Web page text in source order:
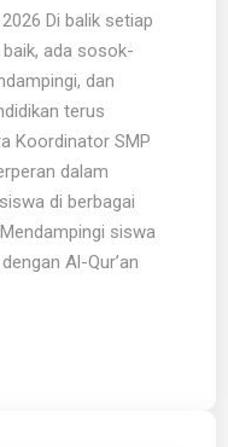
Di balik setiap
ada sosok-
dan
terus
Koordinator SMP
dalam
di berbagai
siswa
Al-Qur’an